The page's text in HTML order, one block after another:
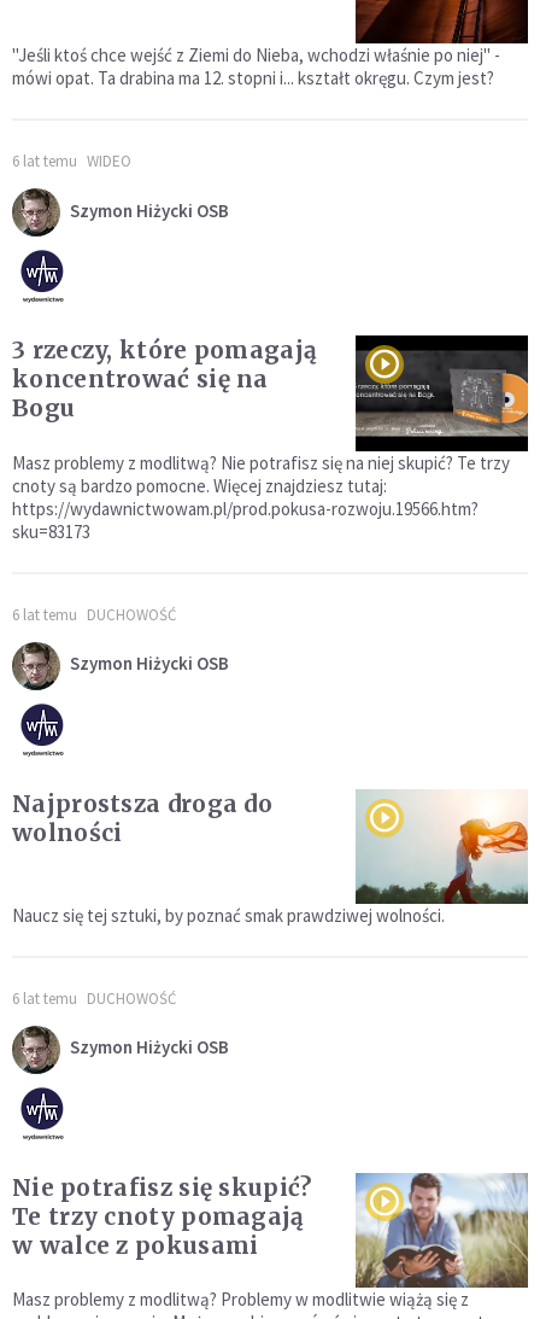
"Jeśli ktoś chce wejść z Ziemi do Nieba, wchodzi właśnie po niej" -
mówi opat. Ta drabina ma 12. stopni i... kształt okręgu. Czym jest?
6 lat temu WIDEO
Szymon Hiżycki OSB
3 rzeczy, które pomagają
koncentrować się na
Bogu
Masz problemy z modlitwą? Nie potrafisz się na niej skupić? Te trzy
cnoty są bardzo pomocne. Więcej znajdziesz tutaj:
https://wydawnictwowam.pl/prod.pokusa-rozwoju.19566.htm?
sku=83173
6 lat temu DUCHOWOŚĆ
Szymon Hiżycki OSB
Najprostsza droga do
wolności
Naucz się tej sztuki, by poznać smak prawdziwej wolności.
6 lat temu DUCHOWOŚĆ
Szymon Hiżycki OSB
Nie potrafisz się skupić?
Te trzy cnoty pomagają
w walce z pokusami
Masz problemy z modlitwą? Problemy w modlitwie wiążą się z